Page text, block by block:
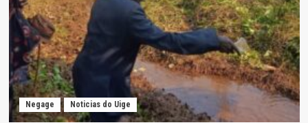
Negage Noticias do Uige